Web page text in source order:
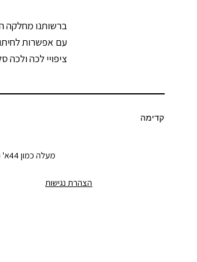
ברשותנו מחלקה
עם אפשרות
ציפויי לכה ולכה
קדימה
מעלה כמון 44א' כרמיאל 20100, ת.ד. 6245 | טלפון: 04-9583816 פקס: 04-9905579
הצהרת נגישות